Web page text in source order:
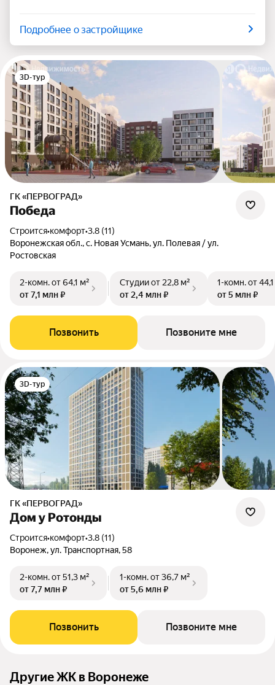
Подробнее о застройщике
3D-тур
ГК «ПЕРВОГРАД»
Победа
Строится•комфорт•3.8 (11)
Воронежская обл., с. Новая Усмань, ул. Полевая / ул.
Ростовская
2-комн.от 64,1 м²
от 7,1 млн ₽
Студииот 22,8 м²
от 2,4 млн ₽
1-комн.от
от 5 млн ₽
Позвонить Позвоните мне
3D-тур
ГК «ПЕРВОГРАД»
Дом у Ротонды
Строится•комфорт•3.8 (11)
Воронеж, ул. Транспортная, 58
2-комн.от 51,3 м²
от 7,7 млн ₽
1-комн.от 36,7 м²
от 5,6 млн ₽
Позвонить Позвоните мне
Другие ЖК в Воронеже